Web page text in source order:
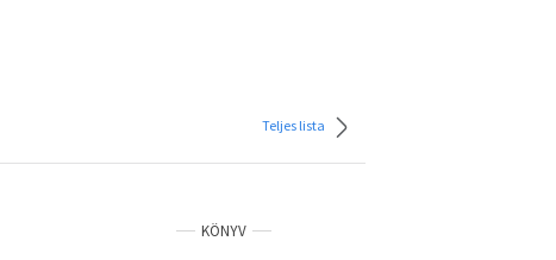
Teljes lista
KÖNYV